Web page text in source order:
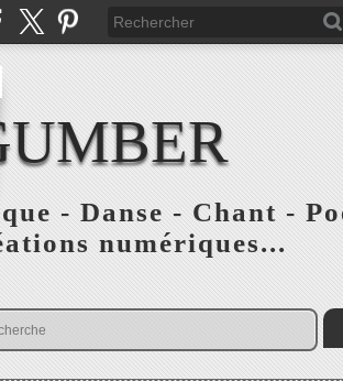
- Danse - Chant -
numériques...